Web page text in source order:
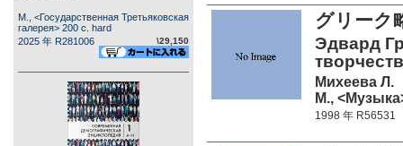
М., <Государственная Третьяковская
галерея> 200 c. hard
2025 年 R281006
\29,150
グリーク
Эдвард
Михеева Л.
М.,
1998 年 R56531